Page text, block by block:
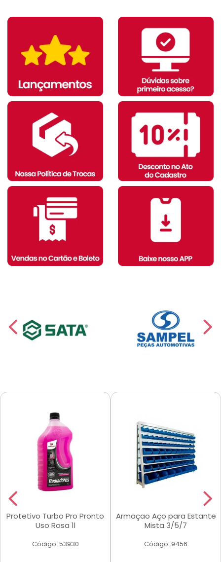
Protetivo Turbo Pro Pronto
Uso Rosa 1l
Código: 53930
Armaçao Aço para Estante
Mista 3/5/7
Código: 9456